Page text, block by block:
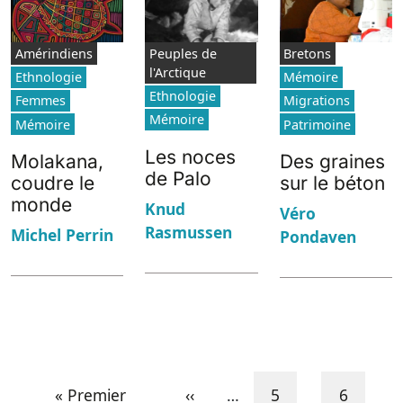
Amérindiens
Ethnologie
Femmes
Mémoire
Molakana,
coudre le
monde
Michel Perrin
Peuples de
l'Arctique
Ethnologie
Mémoire
Les noces
de Palo
Knud
Rasmussen
Bretons
Mémoire
Migrations
Patrimoine
Des graines
sur le béton
Véro
Pondaven
First page
« Premier Previous page
‹‹ … Page
5 Page
6